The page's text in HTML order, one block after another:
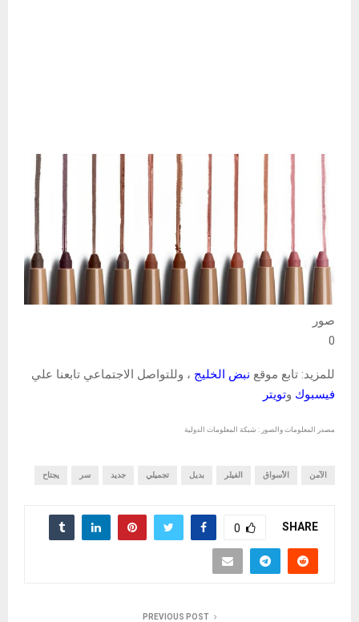
صور
0
للمزيد: تابع موقع نبض الخليج ، وللتواصل الاجتماعي تابعنا علي
فيسبوك وتويتر
مصدر المعلومات والصور : شبكة المعلومات الدولية
الآمن الأسواق الفيلر بديل تجميلي جديد سر يجتاح
SHARE
0
PREVIOUS POST